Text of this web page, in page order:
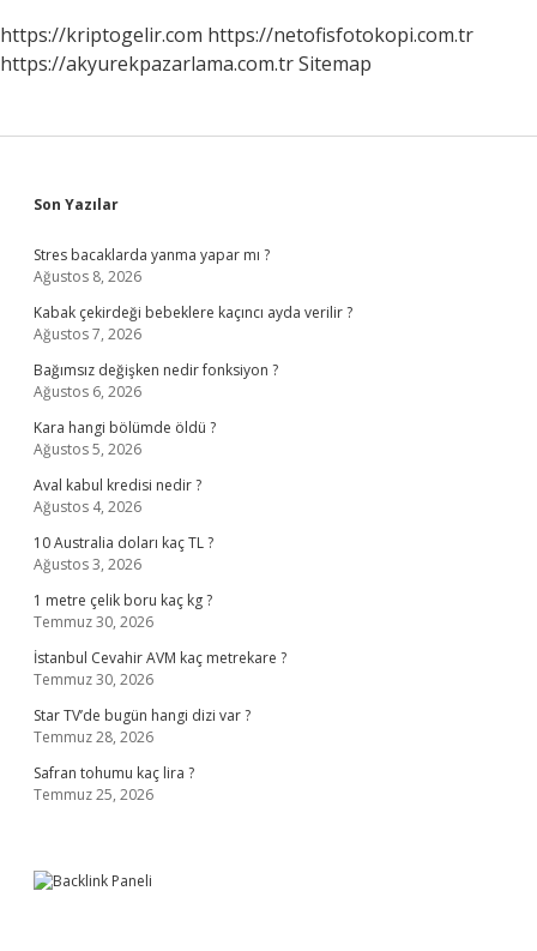
https://kriptogelir.com https://netofisfotokopi.com.tr
https://akyurekpazarlama.com.trSitemap
Sidebar
Son Yazılar
Stres bacaklarda yanma yapar mı ?
Ağustos 8, 2026
Kabak çekirdeği bebeklere kaçıncı ayda verilir ?
Ağustos 7, 2026
Bağımsız değişken nedir fonksiyon ?
Ağustos 6, 2026
Kara hangi bölümde öldü ?
Ağustos 5, 2026
Aval kabul kredisi nedir ?
Ağustos 4, 2026
10 Australia doları kaç TL ?
Ağustos 3, 2026
1 metre çelik boru kaç kg ?
Temmuz 30, 2026
İstanbul Cevahir AVM kaç metrekare ?
Temmuz 30, 2026
Star TV’de bugün hangi dizi var ?
Temmuz 28, 2026
Safran tohumu kaç lira ?
Temmuz 25, 2026